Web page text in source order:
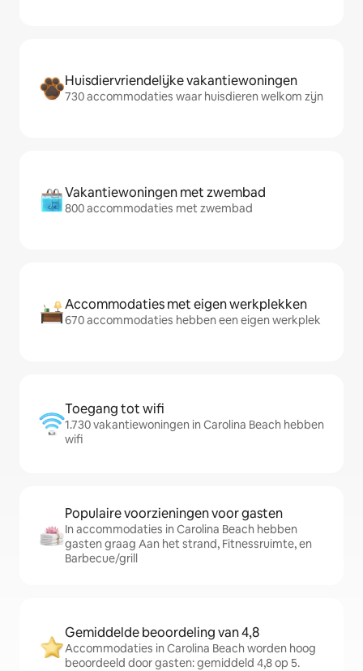
Huisdiervriendelijke vakantiewoningen
730 accommodaties waar huisdieren welkom zijn
Vakantiewoningen met zwembad
800 accommodaties met zwembad
Accommodaties met eigen werkplekken
670 accommodaties hebben een eigen werkplek
Toegang tot wifi
1.730 vakantiewoningen in Carolina Beach hebben
wifi
Populaire voorzieningen voor gasten
In accommodaties in Carolina Beach hebben
gasten graag Aan het strand, Fitnessruimte, en
Barbecue/grill
Gemiddelde beoordeling van 4,8
Accommodaties in Carolina Beach worden hoog
beoordeeld door gasten: gemiddeld 4,8 op 5.